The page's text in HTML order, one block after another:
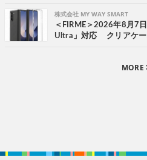
株式会社 MY WAY SMART
＜FIRME＞2026年8月7
Ultra」対応 クリアケー
MORE